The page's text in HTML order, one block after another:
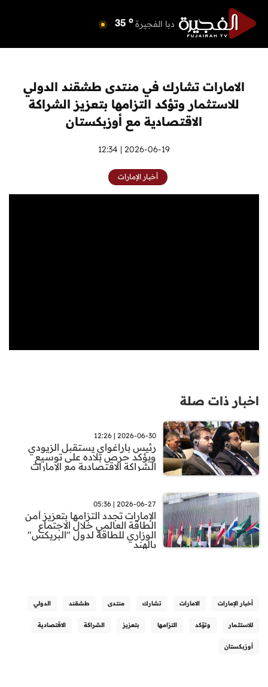
دبا الفجيرة 35 o
عجمان
أم القيوين o
راس الخيمة 39 o
الفجيرة 35 o
الامارات تشارك في منتدى طشقند الدولي
للاستثمار وتؤكد التزامها بتعزيز الشراكة
الاقتصادية مع أوزبكستان
2026-06-19 | 12:34
أخبار الإمارات
اخبار ذات صلة
2026-06-30 | 12:26
رئيس باراغواي يستقبل الزيودي
ويؤكد حرص بلاده على توسيع
الشراكة الاقتصادية مع الإمارات
2026-06-27 | 05:36
الإمارات تجدد التزامها بتعزيز أمن
الطاقة العالمي خلال الاجتماع
الوزاري للطاقة لدول "البريكس"
بالهند
أخبار الإمارات الامارات تشارك منتدى طشقند الدولي
للاستثمار وتؤكد التزامها بتعزيز الشراكة الاقتصادية
أوزبكستان